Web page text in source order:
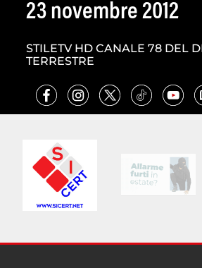
23 novembre 2012
STILETV HD CANALE 78 DEL
TERRESTRE